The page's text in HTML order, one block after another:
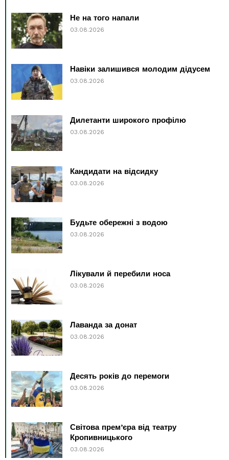
Не на того напали
03.08.2026
Навіки залишився молодим дідусем
03.08.2026
Дилетанти широкого профілю
03.08.2026
Кандидати на відсидку
03.08.2026
Будьте обережні з водою
03.08.2026
Лікували й перебили носа
03.08.2026
Лаванда за донат
03.08.2026
Десять років до перемоги
03.08.2026
Світова прем’єра від театру
Кропивницького
03.08.2026